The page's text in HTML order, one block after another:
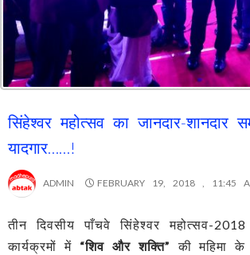
सिंहेश्वर महोत्सव का जानदार-शानदार
यादगार……!
ADMIN FEBRUARY 19, 2018 , 11:45
तीन दिवसीय पाँचवे सिंहेश्वर महोत्सव-
कार्यक्रमों में “शिव और शक्ति” की महिमा